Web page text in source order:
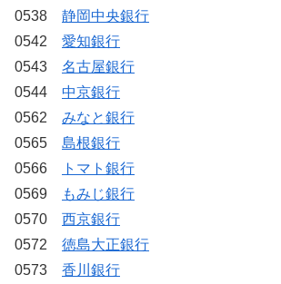
0538 静岡中央銀行
0542 愛知銀行
0543 名古屋銀行
0544 中京銀行
0562 みなと銀行
0565 島根銀行
0566
トマト銀行
0569
もみじ銀行
0570 西京銀行
0572 徳島大正銀行
0573 香川銀行